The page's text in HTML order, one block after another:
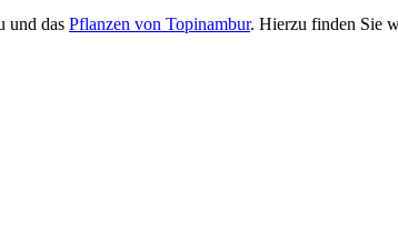
und das Pflanzen von Topinambur. Hierzu finden Sie